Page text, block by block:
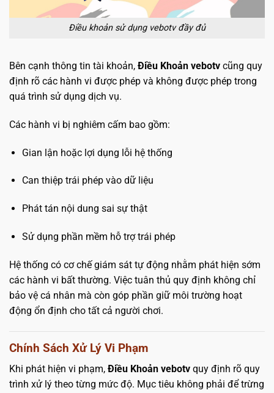
Điều khoản sử dụng vebotv đầy đủ
Bên cạnh thông tin tài khoản, Điều Khoản vebotv cũng quy
định rõ các hành vi được phép và không được phép trong
quá trình sử dụng dịch vụ.
Các hành vi bị nghiêm cấm bao gồm:
Gian lận hoặc lợi dụng lỗi hệ thống
Can thiệp trái phép vào dữ liệu
Phát tán nội dung sai sự thật
Sử dụng phần mềm hỗ trợ trái phép
Hệ thống có cơ chế giám sát tự động nhằm phát hiện sớm
các hành vi bất thường. Việc tuân thủ quy định không chỉ
bảo vệ cá nhân mà còn góp phần giữ môi trường hoạt
động ổn định cho tất cả người chơi.
Chính Sách Xử Lý Vi Phạm
Khi phát hiện vi phạm, Điều Khoản vebotv quy định rõ quy
trình xử lý theo từng mức độ. Mục tiêu không phải để trừng